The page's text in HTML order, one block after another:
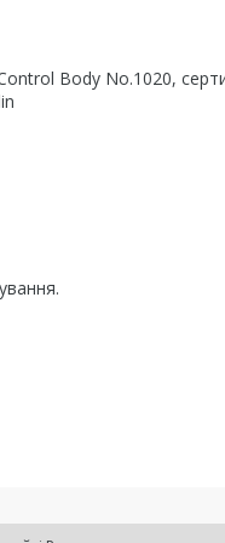
Body No.1020,